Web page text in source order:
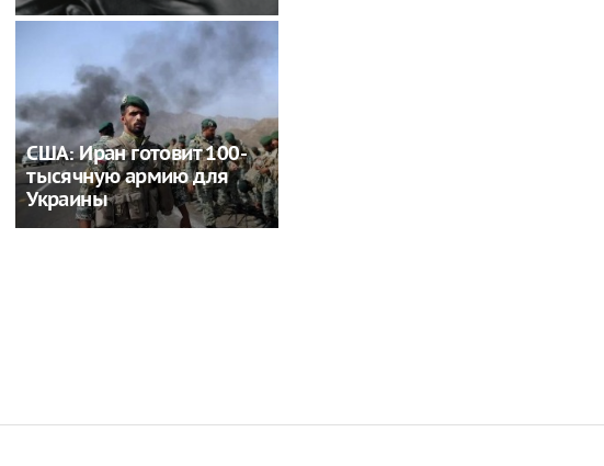
США: Иран готовит 100-
тысячную армию для
Украины